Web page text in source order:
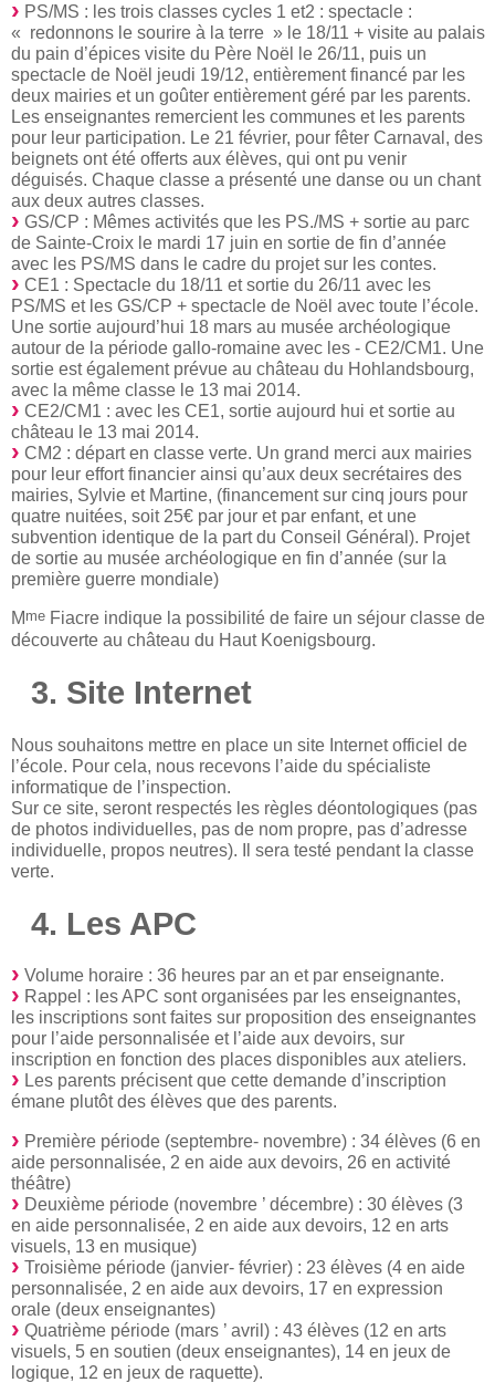
PS/MS : les trois classes cycles 1 et2 : spectacle :
« redonnons le sourire à la terre » le 18/11 + visite au palais
du pain d’épices visite du Père Noël le 26/11, puis un
spectacle de Noël jeudi 19/12, entièrement financé par les
deux mairies et un goûter entièrement géré par les parents.
Les enseignantes remercient les communes et les parents
pour leur participation. Le 21 février, pour fêter Carnaval, des
beignets ont été offerts aux élèves, qui ont pu venir
déguisés. Chaque classe a présenté une danse ou un chant
aux deux autres classes.
GS/CP : Mêmes activités que les PS./MS + sortie au parc
de Sainte-Croix le mardi 17 juin en sortie de fin d’année
avec les PS/MS dans le cadre du projet sur les contes.
CE1 : Spectacle du 18/11 et sortie du 26/11 avec les
PS/MS et les GS/CP + spectacle de Noël avec toute l’école.
Une sortie aujourd’hui 18 mars au musée archéologique
autour de la période gallo-romaine avec les - CE2/CM1. Une
sortie est également prévue au château du Hohlandsbourg,
avec la même classe le 13 mai 2014.
CE2/CM1 : avec les CE1, sortie aujourd hui et sortie au
château le 13 mai 2014.
CM2 : départ en classe verte. Un grand merci aux mairies
pour leur effort financier ainsi qu’aux deux secrétaires des
mairies, Sylvie et Martine, (financement sur cinq jours pour
quatre nuitées, soit 25€ par jour et par enfant, et une
subvention identique de la part du Conseil Général). Projet
de sortie au musée archéologique en fin d’année (sur la
première guerre mondiale)
M me Fiacre indique la possibilité de faire un séjour classe de
découverte au château du Haut Koenigsbourg.
3. Site Internet
Nous souhaitons mettre en place un site Internet officiel de
l’école. Pour cela, nous recevons l’aide du spécialiste
informatique de l’inspection.
Sur ce site, seront respectés les règles déontologiques (pas
de photos individuelles, pas de nom propre, pas d’adresse
individuelle, propos neutres). Il sera testé pendant la classe
verte.
4. Les APC
Volume horaire : 36 heures par an et par enseignante.
Rappel : les APC sont organisées par les enseignantes,
les inscriptions sont faites sur proposition des enseignantes
pour l’aide personnalisée et l’aide aux devoirs, sur
inscription en fonction des places disponibles aux ateliers.
Les parents précisent que cette demande d’inscription
émane plutôt des élèves que des parents.
Première période (septembre- novembre) : 34 élèves (6 en
aide personnalisée, 2 en aide aux devoirs, 26 en activité
théâtre)
Deuxième période (novembre ’ décembre) : 30 élèves (3
en aide personnalisée, 2 en aide aux devoirs, 12 en arts
visuels, 13 en musique)
Troisième période (janvier- février) : 23 élèves (4 en aide
personnalisée, 2 en aide aux devoirs, 17 en expression
orale (deux enseignantes)
Quatrième période (mars ’ avril) : 43 élèves (12 en arts
visuels, 5 en soutien (deux enseignantes), 14 en jeux de
logique, 12 en jeux de raquette).